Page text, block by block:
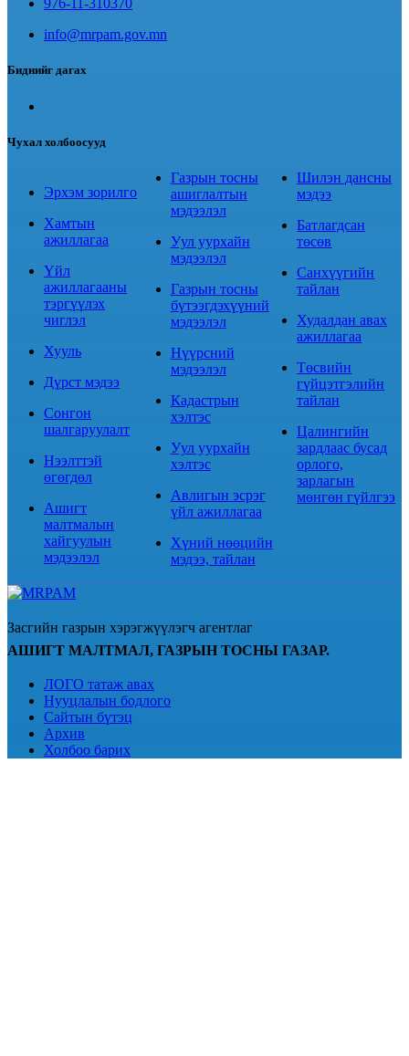
976-11-310370
info@mrpam.gov.mn
Биднийг дагах
Чухал холбоосууд
Эрхэм зорилго
Хамтын
ажиллагаа
Үйл
ажиллагааны
тэргүүлэх
чиглэл
Хууль
Дүрст мэдээ
Сонгон
шалгаруулалт
Нээлттэй
өгөгдөл
Ашигт
малтмалын
хайгуулын
мэдээлэл
Газрын тосны
ашиглалтын
мэдээлэл
Уул уурхайн
мэдээлэл
Газрын тосны
бүтээгдэхүүний
мэдээлэл
Нүүрсний
мэдээлэл
Кадастрын
хэлтэс
Уул уурхайн
хэлтэс
Авлигын эсрэг
үйл ажиллагаа
Хүний нөөцийн
мэдээ, тайлан
Шилэн дансны
мэдээ
Батлагдсан
төсөв
Санхүүгийн
тайлан
Худалдан авах
ажиллагаа
Төсвийн
гүйцэтгэлийн
тайлан
Цалингийн
зардлаас бусад
орлого,
зарлагын
мөнгөн гүйлгээ
Засгийн газрын хэрэгжүүлэгч агентлаг
АШИГТ МАЛТМАЛ, ГАЗРЫН ТОСНЫ ГАЗАР.
ЛОГО татаж авах
Нууцлалын бодлого
Сайтын бүтэц
Архив
Холбоо барих